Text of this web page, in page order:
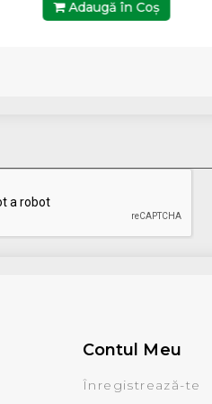
Adaugă în Coş
Contul Meu
Înregistrează-te